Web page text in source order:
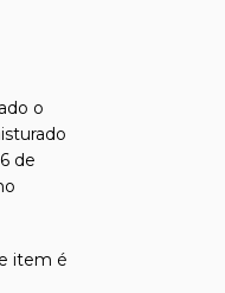
o
de
item é